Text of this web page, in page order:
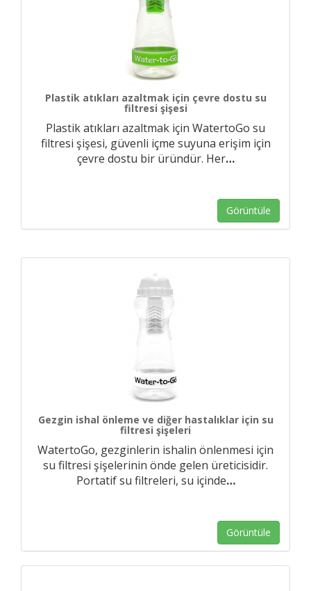
Plastik atıkları azaltmak için çevre dostu su
filtresi şişesi
Plastik atıkları azaltmak için WatertoGo su
filtresi şişesi, güvenli içme suyuna erişim için
çevre dostu bir üründür. Her…
Görüntüle
Gezgin ishal önleme ve diğer hastalıklar için su
filtresi şişeleri
WatertoGo, gezginlerin ishalin önlenmesi için
su filtresi şişelerinin önde gelen üreticisidir.
Portatif su filtreleri, su içinde…
Görüntüle